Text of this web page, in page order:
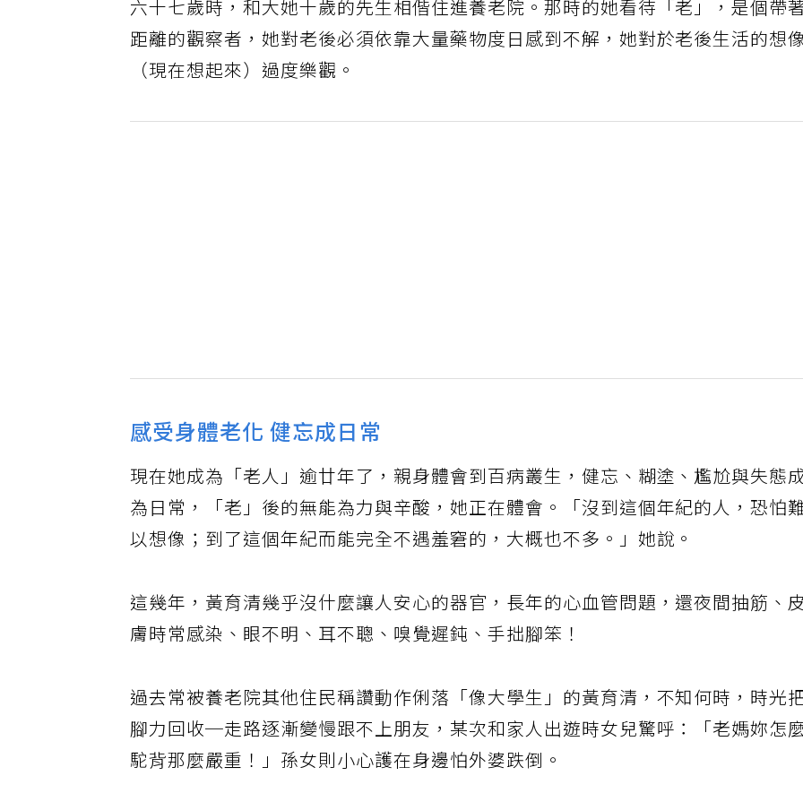
六十七歲時，和大她十歲的先生相偕住進養老院。那時的她看待「老」，是個帶
距離的觀察者，她對老後必須依靠大量藥物度日感到不解，她對於老後生活的想像
（現在想起來）過度樂觀。
感受身體老化 健忘成日常
現在她成為「老人」逾廿年了，親身體會到百病叢生，健忘、糊塗、尷尬與失態
為日常，「老」後的無能為力與辛酸，她正在體會。「沒到這個年紀的人，恐怕
以想像；到了這個年紀而能完全不遇羞窘的，大概也不多。」她說。
這幾年，黃育清幾乎沒什麼讓人安心的器官，長年的心血管問題，還夜間抽筋、
膚時常感染、眼不明、耳不聰、嗅覺遲鈍、手拙腳笨！
過去常被養老院其他住民稱讚動作俐落「像大學生」的黃育清，不知何時，時光
腳力回收─走路逐漸變慢跟不上朋友，某次和家人出遊時女兒驚呼：「老媽妳怎麼
駝背那麼嚴重！」孫女則小心護在身邊怕外婆跌倒。